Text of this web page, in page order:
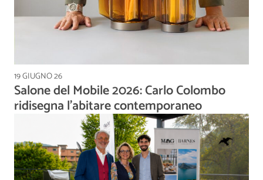
19 GIUGNO 26
Salone del Mobile 2026: Carlo Colombo
ridisegna l’abitare contemporaneo